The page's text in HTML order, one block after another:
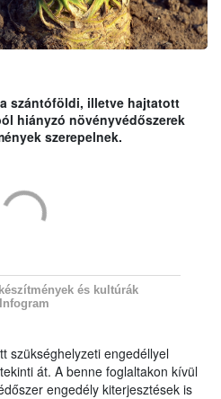
szántóföldi, illetve hajtatott
hiányzó növényvédőszerek
szerepelnek.
és kultúrák
Infogram
szükséghelyzeti engedéllyel
át. A benne foglaltakon kívül
engedély kiterjesztések is